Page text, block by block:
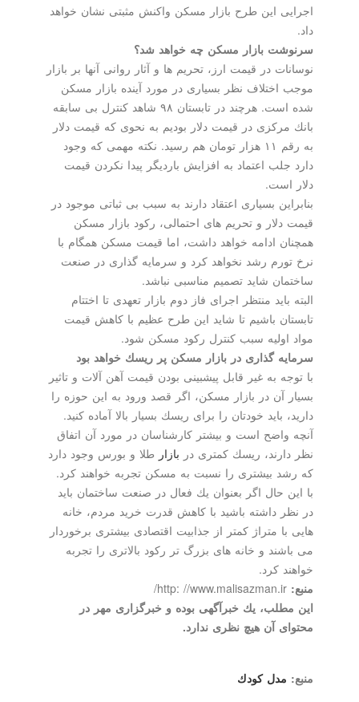
اجرایی این طرح بازار مسكن واكنش مثبتی نشان خواهد
سرنوشت بازار مسكن چه خواهد شد؟
نوسانات در قیمت ارز، تحریم ها و آثار روانی آنها بر بازار
موجب اختلاف نظر بسیاری در مورد آینده بازار مسكن
شده است. هرچند در تابستان ۹۸ شاهد كنترل بی سابقه
بانك مركزی در قیمت دلار بودیم به نحوی كه قیمت دلار
به رقم ۱۱ هزار تومان هم رسید. نكته مهمی كه وجود
دارد جلب اعتماد به افزایش باردیگر پیدا نكردن قیمت
دلار است.
بنابراین بسیاری اعتقاد دارند به سبب بی ثباتی موجود در
قیمت دلار و تحریم های احتمالی، ركود بازار مسكن
همچنان ادامه خواهد داشت، اما قیمت مسكن همگام با
نرخ تورم رشد نخواهد كرد و سرمایه گذاری در صنعت
ساختمان شاید تصمیم مناسبی نباشد.
البته باید منتظر اجرای فاز دوم بازار تعهدی تا اختتام
تابستان باشیم تا شاید این طرح عظیم با كاهش قیمت
مواد اولیه سبب كنترل ركود مسكن شود.
سرمایه گذاری در بازار مسكن پر ریسك خواهد بود
با توجه به غیر قابل پیشبینی بودن قیمت آهن آلات و تاثیر
بسیار آن در بازار مسكن، اگر قصد ورود به این حوزه را
دارید، باید خودتان را برای ریسك بسیار بالا آماده كنید.
آنچه واضح است و بیشتر كارشناسان در مورد آن اتفاق
نظر دارند، ریسك كمتری دربازارطلا و بورس وجود دارد
كه رشد بیشتری را نسبت به مسكن تجربه خواهند كرد.
با این حال اگر بعنوان یك فعال در صنعت ساختمان باید
در نظر داشته باشید با كاهش قدرت خرید مردم، خانه
هایی با متراژ كمتر از جذابیت اقتصادی بیشتری برخوردار
می باشند و خانه های بزرگ تر ركود بالاتری را تجربه
خواهند كرد.
http: //www.malisazman.ir/
این مطلب، یك خبرآگهی بوده و خبرگزاری مهر در
محتوای آن هیچ نظری ندارد.
مدل كودك